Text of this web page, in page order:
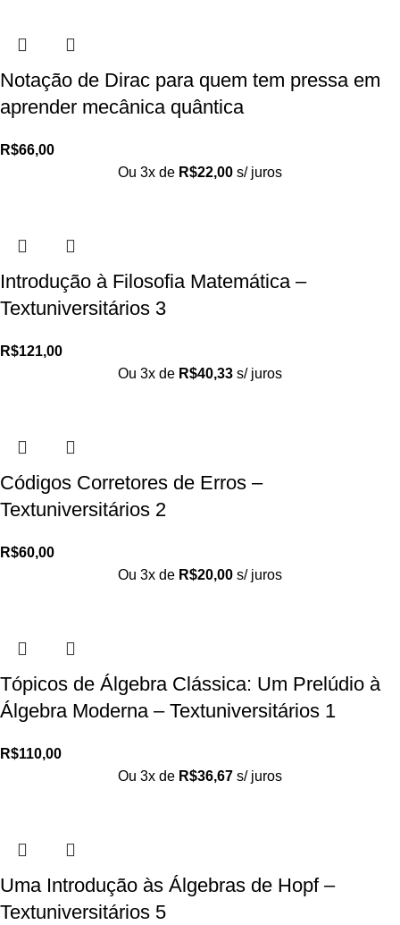
Notação de Dirac para quem tem pressa em
aprender mecânica quântica
R$66,00
Ou 3x de R$22,00 s/ juros
Introdução à Filosofia Matemática –
Textuniversitários 3
R$121,00
Ou 3x de R$40,33 s/ juros
Códigos Corretores de Erros –
Textuniversitários 2
R$60,00
Ou 3x de R$20,00 s/ juros
Tópicos de Álgebra Clássica: Um Prelúdio à
Álgebra Moderna – Textuniversitários 1
R$110,00
Ou 3x de R$36,67 s/ juros
Uma Introdução às Álgebras de Hopf –
Textuniversitários 5